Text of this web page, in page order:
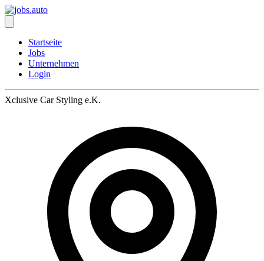
Startseite
Jobs
Unternehmen
Login
Xclusive Car Styling e.K.